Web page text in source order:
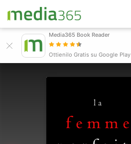
Accedi
Pubblica
Media365 Book Reader
Ottienilo Gratis su Google Play